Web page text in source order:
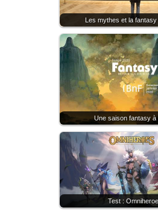
Les mythes et la
Une saison fantasy à
Test :